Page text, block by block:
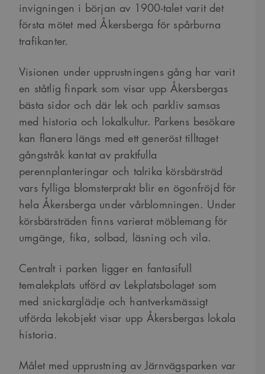
invigningen i början av 1900-talet varit det
första mötet med Åkersberga för spårburna
trafikanter.
Visionen under upprustningens gång har varit
en ståtlig finpark som visar upp Åkersbergas
bästa sidor och där lek och parkliv samsas
med historia och lokalkultur. Parkens besökare
kan flanera längs med ett generöst tilltaget
gångstråk kantat av praktfulla
perennplanteringar och talrika körsbärsträd
vars fylliga blomsterprakt blir en ögonfröjd för
hela Åkersberga under vårblomningen. Under
körsbärsträden finns varierat möblemang för
umgänge, fika, solbad, läsning och vila.
Centralt i parken ligger en fantasifull
temalekplats utförd av Lekplatsbolaget som
med snickarglädje och hantverksmässigt
utförda lekobjekt visar upp Åkersbergas lokala
historia.
Målet med upprustning av Järnvägsparken var